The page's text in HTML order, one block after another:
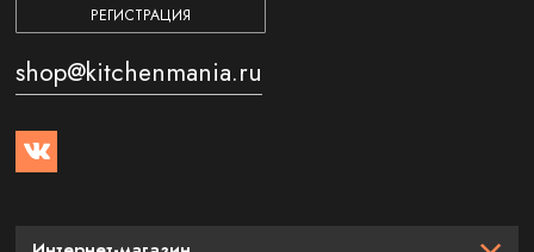
РЕГИСТРАЦИЯ
shop@kitchenmania.ru